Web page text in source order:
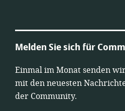
Melden Sie sich für
Einmal im Monat senden
mit den neuesten
der Community.